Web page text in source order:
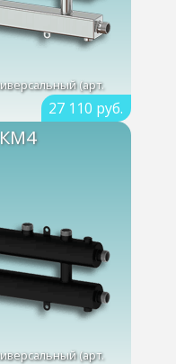
27 110 руб.
(арт.
(арт.